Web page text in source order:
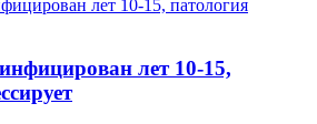
лет 10-15,